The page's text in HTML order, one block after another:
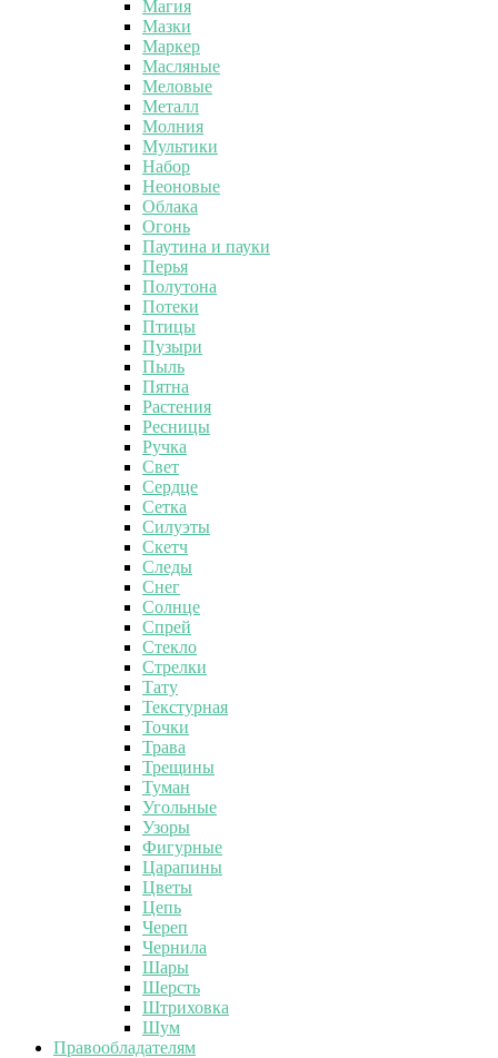
Магия
Мазки
Маркер
Масляные
Меловые
Металл
Молния
Мультики
Набор
Неоновые
Облака
Огонь
Паутина и пауки
Перья
Полутона
Потеки
Птицы
Пузыри
Пыль
Пятна
Растения
Ресницы
Ручка
Свет
Сердце
Сетка
Силуэты
Скетч
Следы
Снег
Солнце
Спрей
Стекло
Стрелки
Тату
Текстурная
Точки
Трава
Трещины
Туман
Угольные
Узоры
Фигурные
Царапины
Цветы
Цепь
Череп
Чернила
Шары
Шерсть
Штриховка
Шум
Правообладателям